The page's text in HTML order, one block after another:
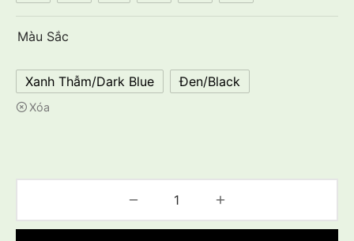
Màu Sắc
Xanh Thẫm/Dark Blue Đen/Black
Xóa